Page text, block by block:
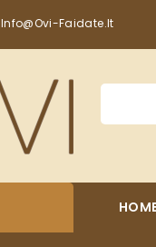
Info@ovi-Faidate.it